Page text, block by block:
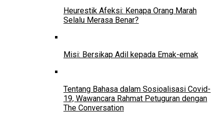
Heurestik Afeksi: Kenapa Orang Marah
Selalu Merasa Benar?
Misi: Bersikap Adil kepada Emak-emak
Tentang Bahasa dalam Sosioalisasi Covid-
19, Wawancara Rahmat Petuguran dengan
The Conversation